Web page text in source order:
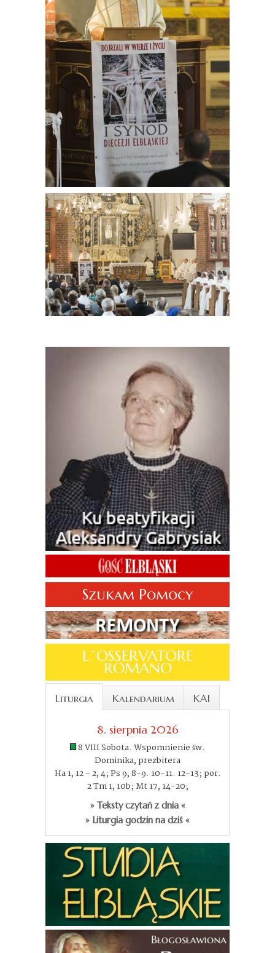
Szukam Pomocy
L´OSSERVATORE
ROMANO
Liturgia Kalendarium KAI
8. sierpnia 2026
8 VIII Sobota. Wspomnienie św.
Dominika, prezbitera
Ha 1, 12 - 2, 4; Ps 9, 8-9. 10-11. 12-13; por.
2 Tm 1, 10b; Mt 17, 14-20;
» Teksty czytań z dnia «
» Liturgia godzin na dziś «